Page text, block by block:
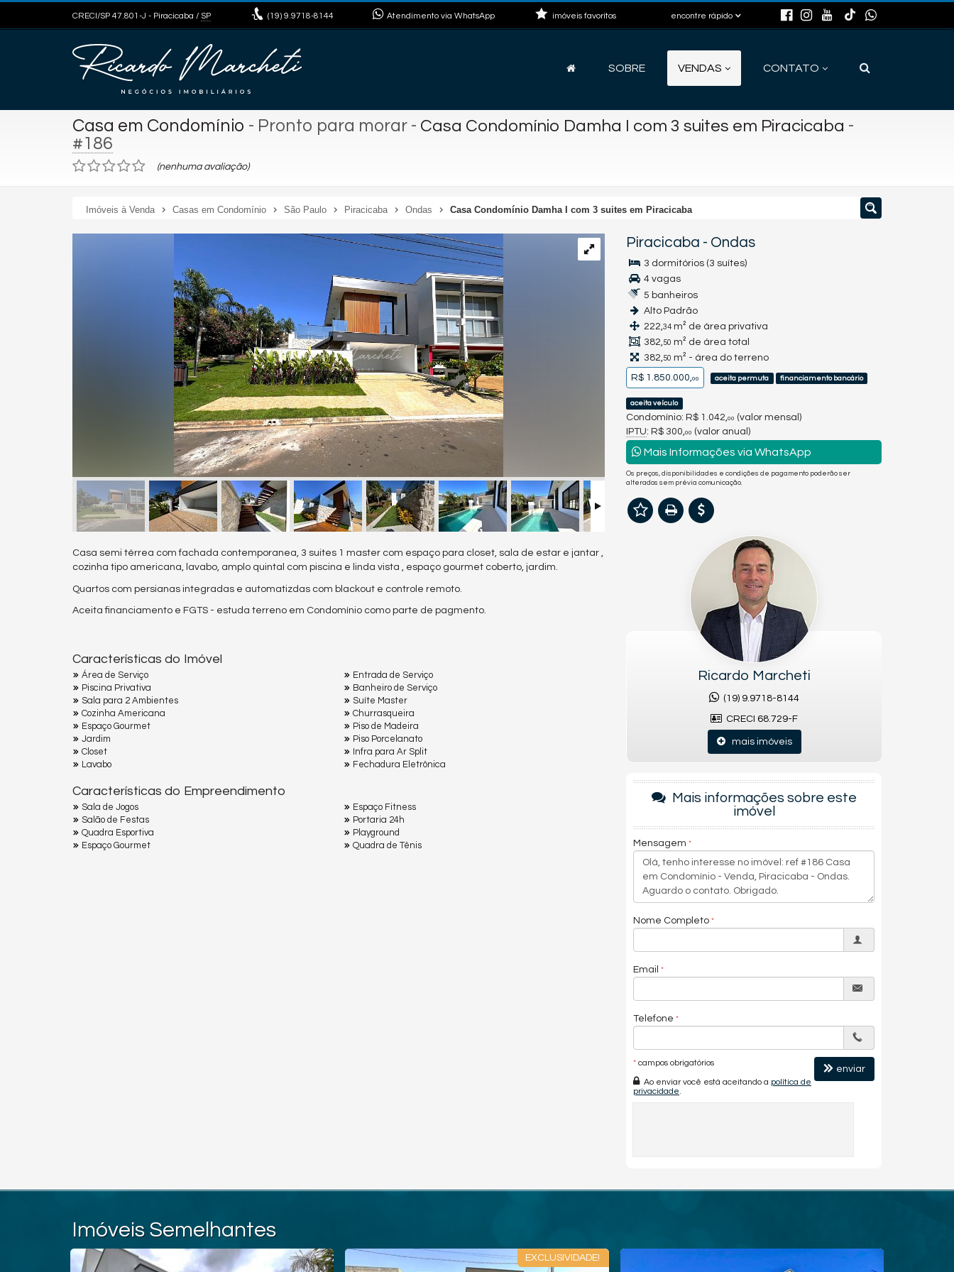
CRECI/SP 47.801-J - Piracicaba / SP (19) 9.9718-8144 Atendimento via WhatsApp encontre rápido
imóveis favoritos
SOBRE VENDAS CONTATO
Casa em Condomínio - Pronto para morar - Casa Condomínio Damha I com 3 suites em Piracicaba -
#186
(nenhuma avaliação)
Imóveis à Venda Casas em Condomínio São Paulo Piracicaba Ondas Casa Condomínio Damha I com 3 suites em Piracicaba
Casa semi térrea com fachada contemporanea, 3 suites 1 master com espaço para closet, sala de estar e jantar ,
cozinha tipo americana, lavabo, amplo quintal com piscina e linda vista , espaço gourmet coberto, jardim.
Quartos com persianas integradas e automatizdas com blackout e controle remoto.
Aceita financiamento e FGTS - estuda terreno em Condomínio como parte de pagmento.
Características do Imóvel
Área de Serviço
Piscina Privativa
Sala para 2 Ambientes
Cozinha Americana
Espaço Gourmet
Jardim
Closet
Lavabo
Entrada de Serviço
Banheiro de Serviço
Suíte Master
Churrasqueira
Piso de Madeira
Piso Porcelanato
Infra para Ar Split
Fechadura Eletrônica
Características do Empreendimento
Sala de Jogos
Salão de Festas
Quadra Esportiva
Espaço Gourmet
Espaço Fitness
Portaria 24h
Playground
Quadra de Tênis
Piracicaba - Ondas
3 dormitórios (3 suítes)
4 vagas
5 banheiros
Alto Padrão
222,34 m² de área privativa
382,50 m² de área total
382,50 m² - área do terreno
R$ 1.850.000,00 aceita permuta financiamento bancário
aceita veículo
Condomínio: R$ 1.042, 00 (valor mensal)
IPTU: R$ 300, 00 (valor anual)
Mais Informações via WhatsApp
Os preços, disponibilidades e condições de pagamento poderão ser
alterados sem prévia comunicação.
Ricardo Marcheti
(19) 9.9718-8144
CRECI 68.729-F
mais imóveis
Mais informações sobre este
imóvel
Mensagem
Nome Completo
Email
Telefone
* campos obrigatórios
Ao enviar você está aceitando a política de
privacidade
enviar
Imóveis Semelhantes
EXCLUSIVIDADE!